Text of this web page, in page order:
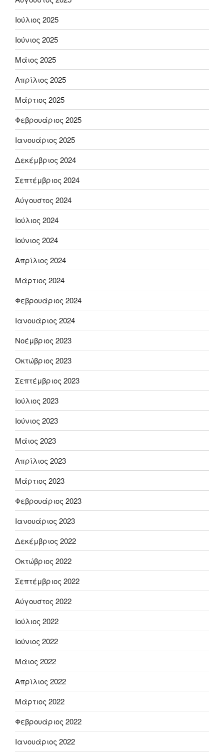
Ιούλιος 2025
Ιούνιος 2025
Μάιος 2025
Απρίλιος 2025
Μάρτιος 2025
Φεβρουάριος 2025
Ιανουάριος 2025
Δεκέμβριος 2024
Σεπτέμβριος 2024
Αύγουστος 2024
Ιούλιος 2024
Ιούνιος 2024
Απρίλιος 2024
Μάρτιος 2024
Φεβρουάριος 2024
Ιανουάριος 2024
Νοέμβριος 2023
Οκτώβριος 2023
Σεπτέμβριος 2023
Ιούλιος 2023
Ιούνιος 2023
Μάιος 2023
Απρίλιος 2023
Μάρτιος 2023
Φεβρουάριος 2023
Ιανουάριος 2023
Δεκέμβριος 2022
Οκτώβριος 2022
Σεπτέμβριος 2022
Αύγουστος 2022
Ιούλιος 2022
Ιούνιος 2022
Μάιος 2022
Απρίλιος 2022
Μάρτιος 2022
Φεβρουάριος 2022
Ιανουάριος 2022